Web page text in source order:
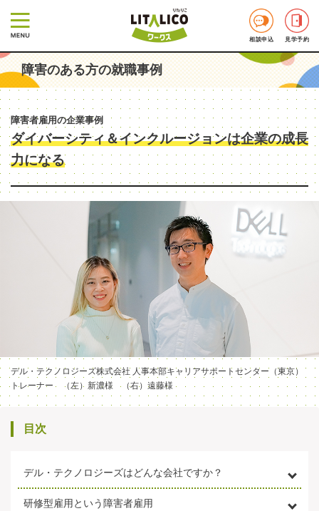
相談申込 見学予約
障害のある方の就職事例
障害者雇用の企業事例
ダイバーシティ＆インクルージョンは企業の成長
力になる
デル・テクノロジーズ株式会社 人事本部キャリアサポートセンター（東京）
トレーナー （左）新濃様 （右）遠藤様
目次
デル・テクノロジーズはどんな会社ですか？
研修型雇用という障害者雇用